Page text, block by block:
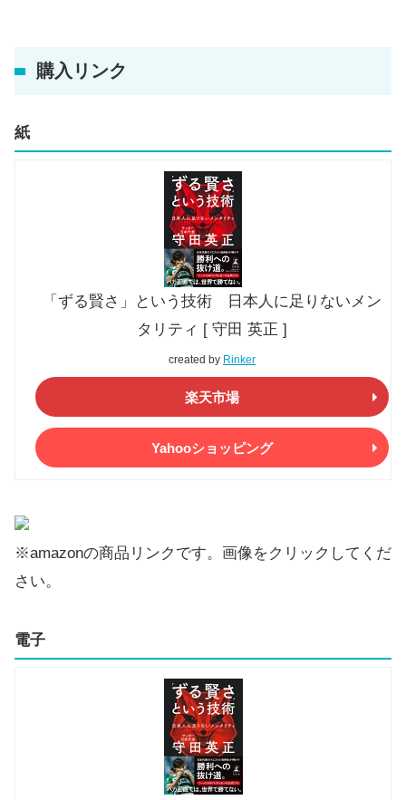
購入リンク
紙
「ずる賢さ」という技術 日本人に足りないメン
タリティ [ 守田 英正 ]
created by Rinker
楽天市場
Yahooショッピング
※amazonの商品リンクです。画像をクリックしてくだ
さい。
電子